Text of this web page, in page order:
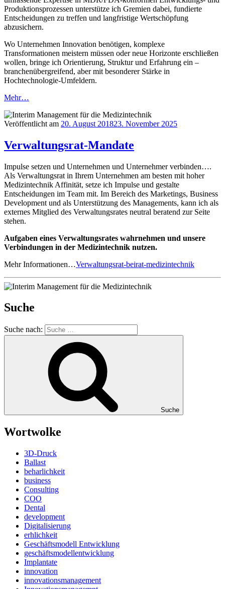
Produktionsprozessen unterstütze ich Gremien dabei, fundierte
Entscheidungen zu treffen und langfristige Wertschöpfung
abzusichern.
Wo Unternehmen Innovation benötigen, komplexe
Transformationen meistern müssen oder neue Horizonte erschließen
wollen, bringe ich Orientierung, Struktur und Erfahrung ein –
branchenübergreifend, aber mit besonderer Stärke in
Hochtechnologie-Umfeldern.
Mehr…
Veröffentlicht am 20. August 201823. November 2025
Verwaltungsrat-Mandate
Impulse setzen und Unternehmen und Unternehmer verbinden….
Als Verwaltungsrat in Ihrem Unternehmen am besten mit hoher
Medizintechnik Affinität, setze ich Impulse und gestalte
Entscheidungen im Team mit. Im Bereich des Marketings, Business
Development und als Unterstützung des Managements, kann ich als
externes Mitglied des Verwaltungsrates neutral beratend zur Seite
stehen.
Aufgaben eines Verwaltungsrates wahrnehmen und unsere
Verbindungen in der Medizintechnik nutzen.
Mehr Informationen…Verwaltungsrat-beirat-medizintechnik
Suche
Suche nach:
Suche
Wortwolke
3D-Druck
Ballast
beharlichkeit
business
Consulting
COO
Dental
development
Digitalisierung
erhlichkeit
Geschäftsmodell Entwicklung
geschäftsmodellentwicklung
Implantate
innovation
innovationsmanagement